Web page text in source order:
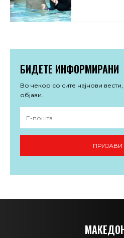
БИДЕТЕ ИНФОРМИРАНИ
Во чекор со сите најнови
објави.
ПРИЈАВИ